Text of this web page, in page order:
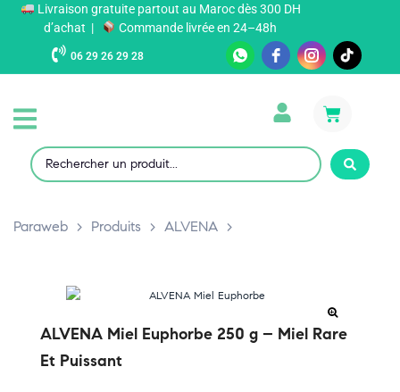
Livraison gratuite partout au Maroc dès 300 DH
d’achat |
Commande livrée en 24–48h
06 29 26 29 28
Paraweb > Produits > ALVENA >
ALVENA Miel Euphorbe 250 g – Miel Rare
Et Puissant